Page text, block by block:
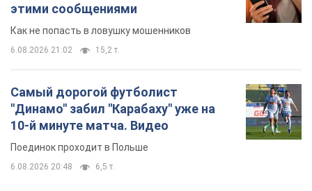
этими сообщениями
Как не попасть в ловушку мошенников
6.08.2026 21:02 15,2 т.
Самый дорогой футболист
"Динамо" забил "Карабаху" уже на
10-й минуте матча. Видео
Поединок проходит в Польше
6.08.2026 20:48 6,5 т.